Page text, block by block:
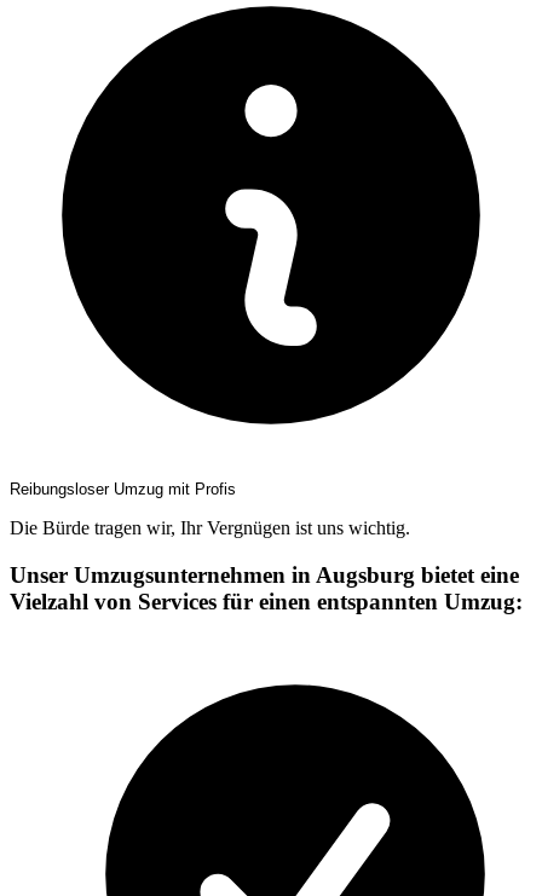
Reibungsloser Umzug mit Profis
Die Bürde tragen wir, Ihr Vergnügen ist uns wichtig.
Unser Umzugsunternehmen in Augsburg bietet eine
Vielzahl von Services für einen entspannten Umzug: